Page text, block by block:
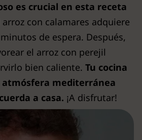
es crucial en esta receta
arroz con calamares adquiere
de espera. Después,
el arroz con perejil
bien caliente. Tu cocina
atmósfera mediterránea
a casa. ¡A disfrutar!